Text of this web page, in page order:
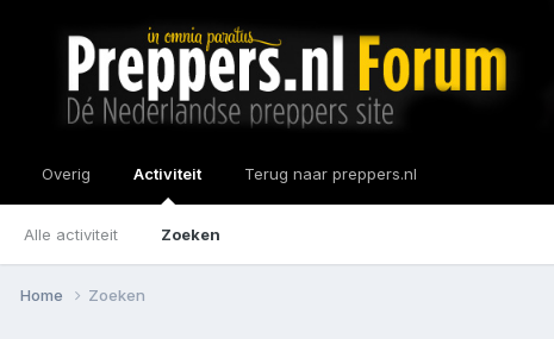
Overig Activiteit
Alle activiteit Zoeken
Terug naar preppers.nl
Home Zoeken